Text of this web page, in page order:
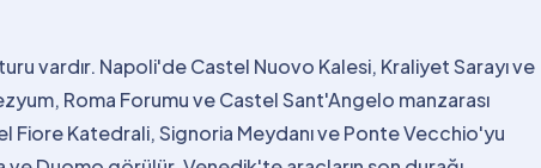
vardır. Napoli'de Castel Nuovo Kalesi, Kraliyet Sarayı ve
Roma Forumu ve Castel Sant'Angelo manzarası
Fiore Katedrali, Signoria Meydanı ve Ponte Vecchio'yu